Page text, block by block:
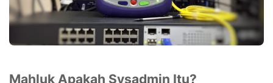
Mahluk Apakah Sysadmin Itu?